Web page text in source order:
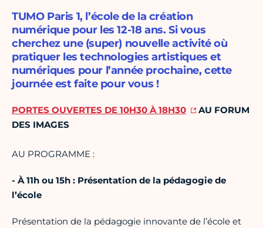
TUMO Paris 1, l’école de la création
numérique pour les 12-18 ans. Si vous
cherchez une (super) nouvelle activité où
pratiquer les technologies artistiques et
numériques pour l’année prochaine, cette
journée est faite pour vous !
PORTES OUVERTES DE 10H30 À 18H30
AU FORUM
DES IMAGES
AU PROGRAMME :
- À 11h ou 15h : Présentation de la pédagogie de
l’école
Présentation de la pédagogie innovante de l’école et